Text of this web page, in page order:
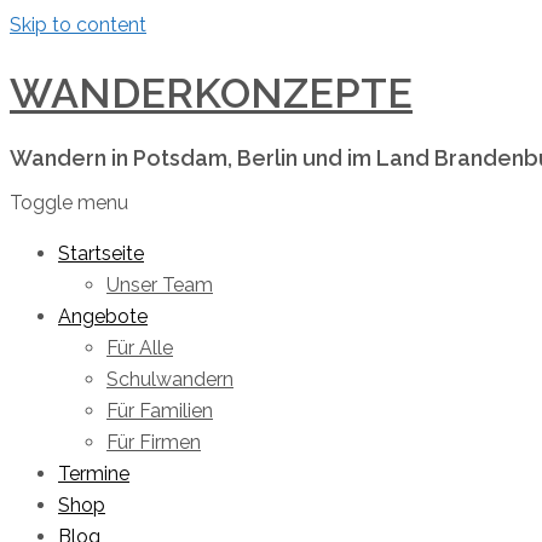
Skip to content
WANDERKONZEPTE
Wandern in Potsdam, Berlin und im Land
Toggle menu
Startseite
Unser Team
Angebote
Für Alle
Schulwandern
Für Familien
Für Firmen
Termine
Shop
Blog